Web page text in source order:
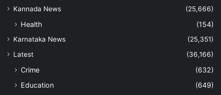
Kannada News
(25,666)
Health (154)
Karnataka News
(25,351)
Latest
(36,166)
Crime
(632)
Education
(649)